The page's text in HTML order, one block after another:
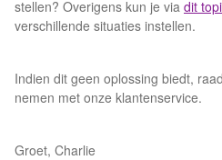
stellen? Overigens kun je via dit
verschillende situaties instellen.
Indien dit geen oplossing biedt,
nemen met onze klantenservice.
Groet, Charlie